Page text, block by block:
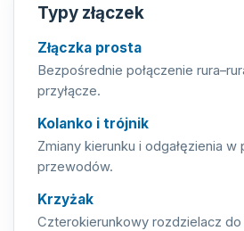
Typy złączek
Złączka prosta
Bezpośrednie połączenie
przyłącze.
Kolanko i trójnik
Zmiany kierunku i odgałęzienia w
przewodów.
Krzyżak
Czterokierunkowy rozdzielacz do